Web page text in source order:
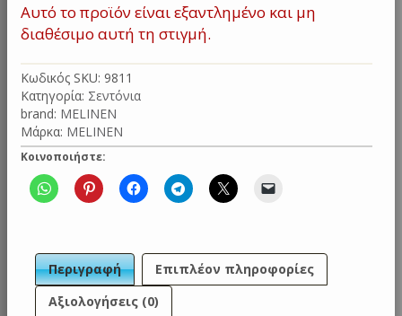
Αυτό το προϊόν είναι εξαντλημένο και μη
διαθέσιμο αυτή τη στιγμή.
Κωδικός SKU: 9811
Κατηγορία: Σεντόνια
brand: MELINEN
Μάρκα: MELINEN
Κοινοποιήστε:
Περιγραφή
Επιπλέον πληροφορίες
Αξιολογήσεις (0)